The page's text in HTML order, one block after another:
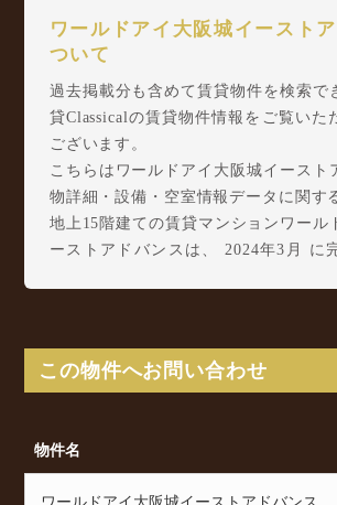
ワールドアイ大阪城イースト
ついて
過去掲載分も含めて賃貸物件を検索で
貸Classicalの賃貸物件情報をご覧いた
ございます。
こちらはワールドアイ大阪城イースト
物詳細・設備・空室情報データに関す
地上15階建ての賃貸マンションワール
ーストアドバンスは、 2024年3月 に
Metro 千日前線 小路駅 徒歩13分 か
ワールドアイ大阪城イーストアドバン
状況のご確認をはじめ、深江南1丁目
この物件へお問い合わせ
物件名